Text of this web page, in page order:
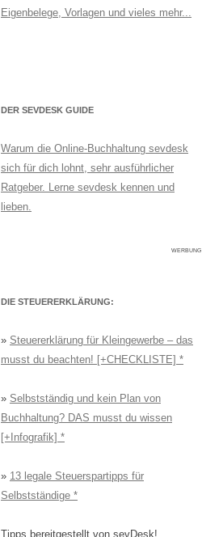
Eigenbelege, Vorlagen und vieles mehr...
DER SEVDESK GUIDE
Warum die Online-Buchhaltung sevdesk
sich für dich lohnt, sehr ausführlicher
Ratgeber. Lerne sevdesk kennen und
lieben.
WERBUNG
DIE STEUERERKLÄRUNG:
» Steuererklärung für Kleingewerbe – das
musst du beachten! [+CHECKLISTE]
» Selbstständig und kein Plan von
Buchhaltung? DAS musst du wissen
[+Infografik]
» 13 legale Steuerspartipps für
Selbstständige
Tipps bereitgestellt von sevDesk!